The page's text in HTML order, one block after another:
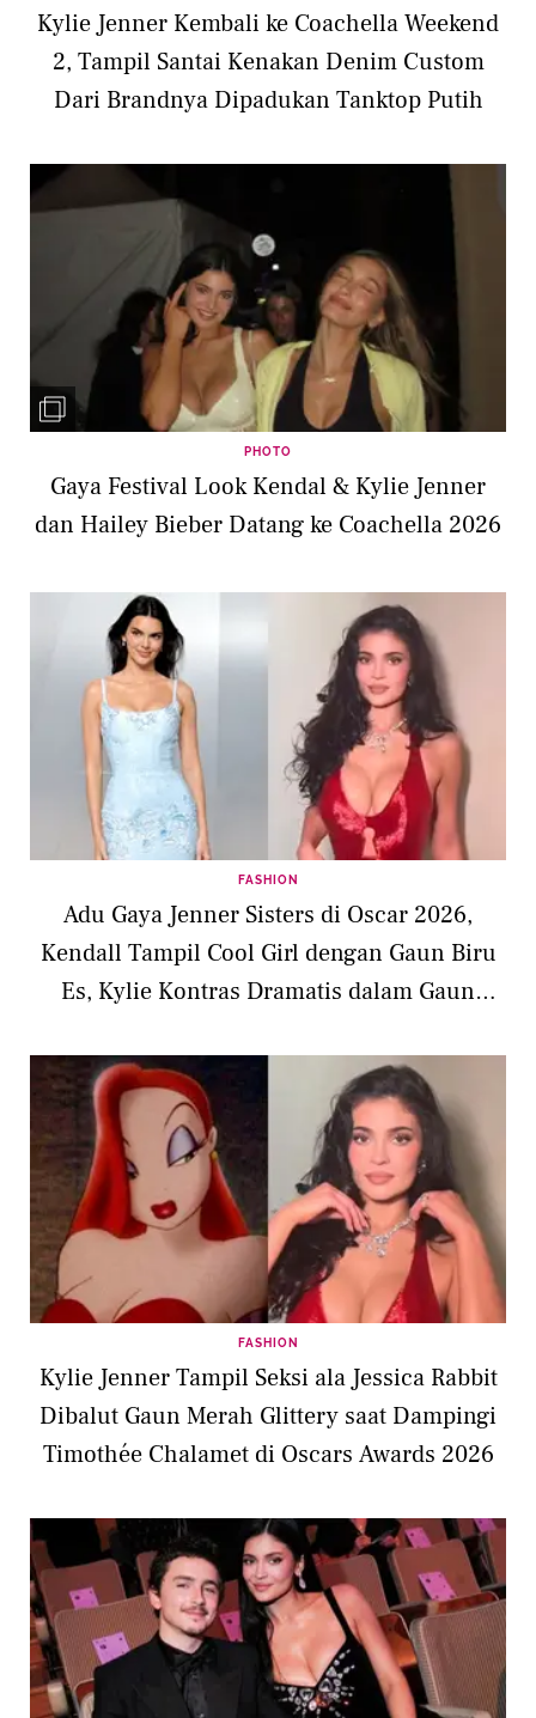
Kylie Jenner Kembali ke Coachella Weekend
2, Tampil Santai Kenakan Denim Custom
Dari Brandnya Dipadukan Tanktop Putih
PHOTO
Gaya Festival Look Kendal & Kylie Jenner
dan Hailey Bieber Datang ke Coachella 2026
FASHION
Adu Gaya Jenner Sisters di Oscar 2026,
Kendall Tampil Cool Girl dengan Gaun Biru
Es, Kylie Kontras Dramatis dalam Gaun
FASHION
Kylie Jenner Tampil Seksi ala Jessica Rabbit
Dibalut Gaun Merah Glittery saat Dampingi
Timothée Chalamet di Oscars Awards 2026